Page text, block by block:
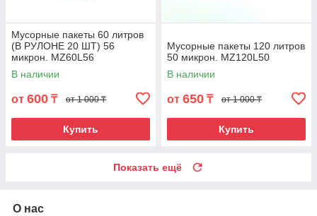
Мусорные пакеты 60 литров
(В РУЛОНЕ 20 ШТ) 56
микрон. MZ60L56
В наличии
от 600 ₸ от 1 000 ₸
Купить
Мусорные пакеты 120 литров
50 микрон. MZ120L50
В наличии
от 650 ₸ от 1 000 ₸
Купить
Показать ещё
О нас